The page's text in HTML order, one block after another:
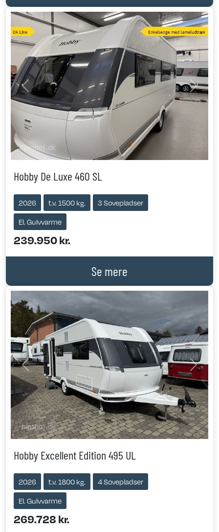
Previous Next
Hobby De Luxe 460 SL
2026 t.v. 1500 kg.
3 Sovepladser
El. Gulvvarme
239.950 kr.
Se mere
Previous Next
Hobby Excellent Edition 495 UL
2026 t.v. 1800 kg.
4 Sovepladser
El. Gulvvarme
269.728 kr.